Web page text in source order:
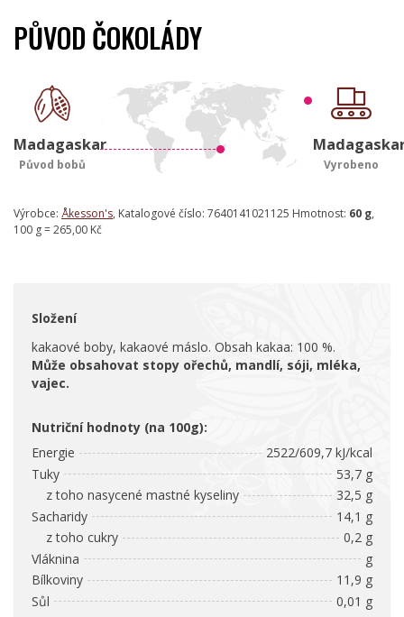
PŮVOD ČOKOLÁDY
Madagaskar
Původ bobů Vyrobeno
Výrobce: Åkesson's, Katalogové číslo: 7640141021125 Hmotnost: 60 g,
100 g = 265,00 Kč
Složení
kakaové boby, kakaové máslo. Obsah kakaa: 100 %.
Může obsahovat stopy ořechů, mandlí, sóji, mléka,
vajec.
Nutriční hodnoty (na 100g):
Energie
2522/609,7 kJ/kcal
Tuky
53,7 g
z toho nasycené mastné kyseliny
32,5 g
Sacharidy
14,1 g
z toho cukry
0,2 g
Vláknina
g
Bílkoviny
11,9 g
Sůl
0,01 g